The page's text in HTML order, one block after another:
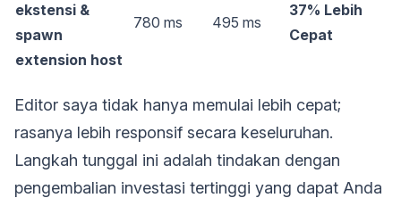
ekstensi &
spawn
extension host
780 ms 495 ms
37% Lebih
Cepat
Editor saya tidak hanya memulai lebih cepat;
rasanya lebih responsif secara keseluruhan.
Langkah tunggal ini adalah tindakan dengan
pengembalian investasi tertinggi yang dapat Anda